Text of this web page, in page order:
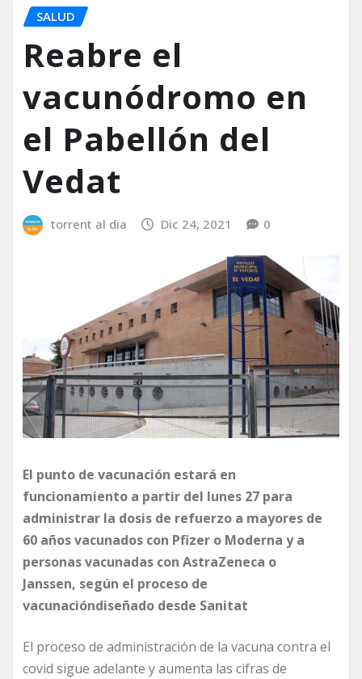
SALUD
Reabre el
vacunódromo en
el Pabellón del
Vedat
torrent al dia Dic 24, 2021 0
El punto de vacunación estará en
funcionamiento a partir del lunes 27 para
administrar la dosis de refuerzo a mayores de
60 añosvacunados con Pfizer o Moderna y a
personas vacunadas con AstraZeneca o
Janssen, según el proceso de
vacunacióndiseñado desde Sanitat
El proceso de administración de la vacuna contra el
covid sigue adelante y aumenta las cifras de